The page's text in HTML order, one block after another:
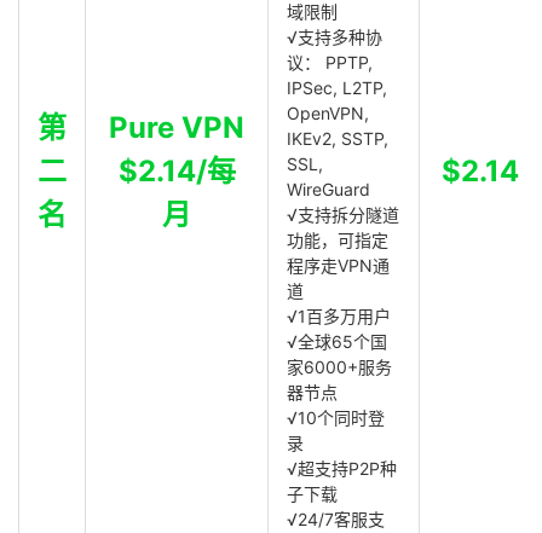
第
二
名
Pure VPN
$2.14/每
月
域限制
√支持多种协
议： PPTP,
IPSec, L2TP,
OpenVPN,
IKEv2, SSTP,
SSL,
WireGuard
√支持拆分隧道
功能，可指定
程序走VPN通
道
√1百多万用户
√全球65个国
家6000+服务
器节点
√10个同时登
录
√超支持P2P种
子下载
√24/7客服支
$2.14